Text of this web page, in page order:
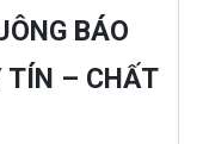
BÁO
TÍN – CHẤT